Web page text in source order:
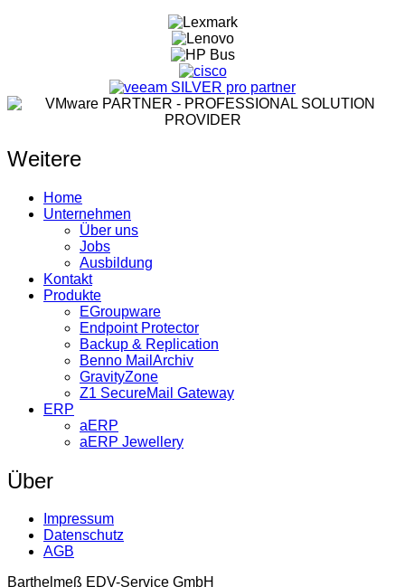
Weitere
Home
Unternehmen
Über uns
Jobs
Ausbildung
Kontakt
Produkte
EGroupware
Endpoint Protector
Backup & Replication
Benno MailArchiv
GravityZone
Z1 SecureMail Gateway
ERP
aERP
aERP Jewellery
Über
Impressum
Datenschutz
AGB
Barthelmeß EDV-Service GmbH